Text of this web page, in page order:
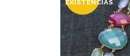
EXISTENCIAS